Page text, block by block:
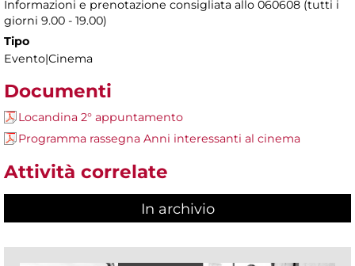
Informazioni e prenotazione consigliata allo 060608 (tutti i
giorni 9.00 - 19.00)
Tipo
Evento|Cinema
Documenti
Locandina 2° appuntamento
Programma rassegna Anni interessanti al cinema
Attività correlate
In archivio